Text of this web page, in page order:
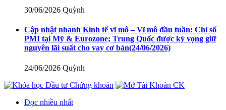
30/06/2026 Quỳnh
Cập nhật nhanh Kinh tế vĩ mô – Vĩ mô đầu tuần: Chỉ số
PMI tại Mỹ & Eurozone; Trung Quốc được kỳ vọng giữ
nguyên lãi suất cho vay cơ bản(24/06/2026)
24/06/2026 Quỳnh
Đọc nhiều nhất